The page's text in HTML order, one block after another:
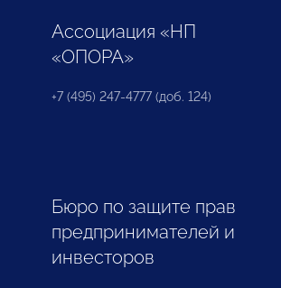
Ассоциация «НП
«ОПОРА»
+7 (495) 247-4777 (доб. 124)
Бюро по защите прав
предпринимателей и
инвесторов